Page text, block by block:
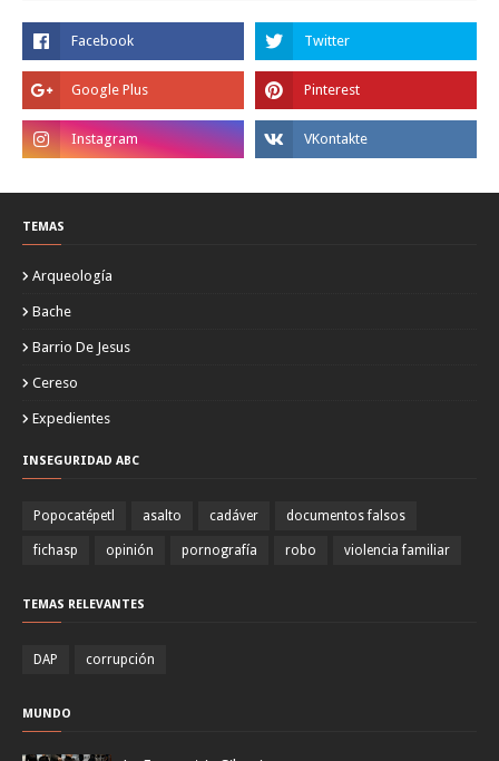
TEMAS
Arqueología
Bache
Barrio De Jesus
Cereso
Expedientes
INSEGURIDAD ABC
Popocatépetl asalto cadáver documentos falsos
fichasp opinión pornografía robo violencia familiar
TEMAS RELEVANTES
DAP corrupción
MUNDO